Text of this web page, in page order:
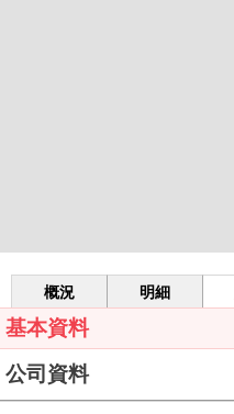
概況 明細
基本資料
公司資料